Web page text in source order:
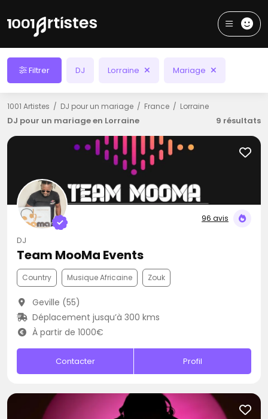
Filtrer DJ Lorraine Mariage
1001 Artistes DJ pour un mariage France Lorraine
DJ pour un mariage en Lorraine 9 résultats
96 avis
DJ
Team MooMa Events
Country Musique Africaine Zouk
Geville (55)
Déplacement jusqu’à 300 kms
À partir de 1000€
Contacter Profil